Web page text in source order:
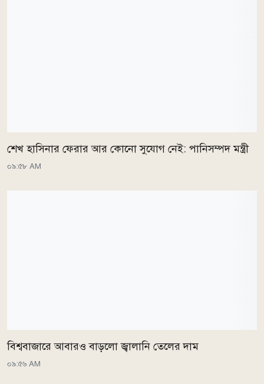
শেখ হাসিনার ফেরার আর কোনো সুযোগ নেই: পানিসম্পদ মন্ত্রী
০৯:৫৮ AM
বিশ্ববাজারে আবারও বাড়লো জ্বালানি তেলের দাম
০৯:৫৬ AM